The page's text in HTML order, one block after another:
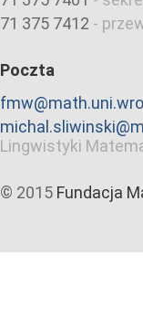
71 375 7412 -
Poczta
Lingwistyki
© 2015 Fundacja